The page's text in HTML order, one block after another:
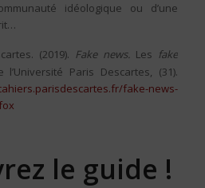
idéologique ou d’une
(2019). Fake news. Les fake
Paris Descartes, (31).
fake-news-
le guide !